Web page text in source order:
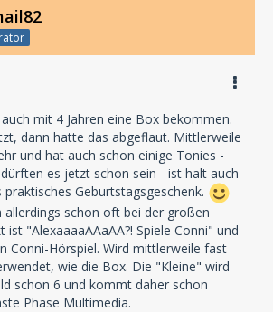
mit 4 Jahren eine Box bekommen.
dann hatte das abgeflaut. Mittlerweile
und hat auch schon einige Tonies -
es jetzt schon sein - ist halt auch
Geburtstagsgeschenk.
allerdings schon oft bei der großen
ist "AlexaaaaAAaAA?! Spiele Conni" und
Conni-Hörspiel. Wird mittlerweile fast
wie die Box. Die "Kleine" wird
schon 6 und kommt daher schon
Phase Multimedia.